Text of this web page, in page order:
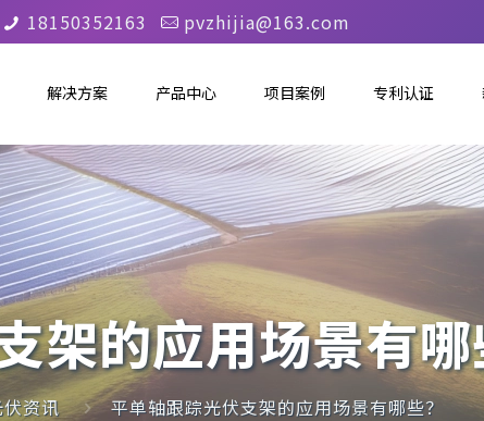
18150352163 pvzhijia@163.com
解决方案 产品中心 项目案例 专利认证
架的应用场景有
资讯 平单轴跟踪光伏支架的应用场景有哪些？